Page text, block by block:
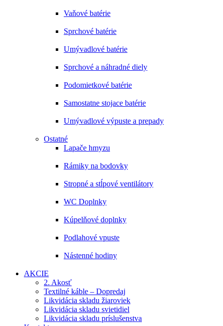
Vaňové batérie
Sprchové batérie
Umývadlové batérie
Sprchové a náhradné diely
Podomietkové batérie
Samostatne stojace batérie
Umývadlové výpuste a prepady
Ostatné
Lapače hmyzu
Rámiky na bodovky
Stropné a stĺpové ventilátory
WC Doplnky
Kúpelňové doplnky
Podlahové vpuste
Nástenné hodiny
AKCIE
2. Akosť
Textilné káble – Dopredaj
Likvidácia skladu žiaroviek
Likvidácia skladu svietidiel
Likvidácia skladu príslušenstva